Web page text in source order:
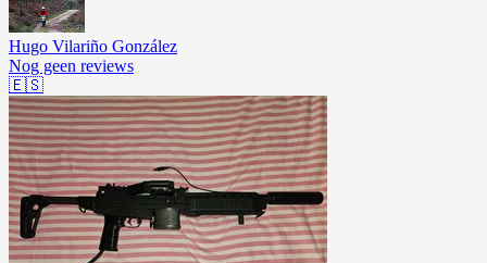
Hugo Vilariño González
Nog geen reviews
🇪🇸